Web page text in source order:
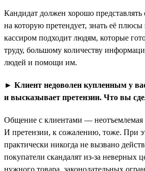
Кандидат должен хорошо представлять
на которую претендует, знать её
кассиром подходит людям, которые
труду, большому количеству
людей и помощи им.
► Клиент недоволен купленным у
и высказывает претензии. Что вы
Общение с клиентами — неотъемлемая
И претензии, к сожалению, тоже. При
практически никогда не вызвано
покупатели скандалят из-за неверных
нужного товара, законодательных